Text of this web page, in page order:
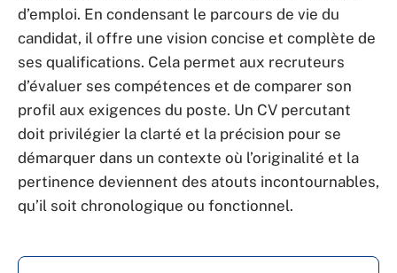
d’emploi. En condensant le parcours de vie du
candidat, il offre une vision concise et complète de
ses qualifications. Cela permet aux recruteurs
d’évaluer ses compétences et de comparer son
profil aux exigences du poste. Un CV percutant
doit privilégier la clarté et la précision pour se
démarquer dans un contexte où l’originalité et la
pertinence deviennent des atouts incontournables,
qu’il soit chronologique ou fonctionnel.